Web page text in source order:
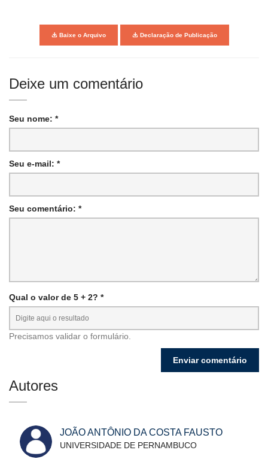
Baixe o Arquivo Declaração de Publicação
Deixe um comentário
Seu nome: *
Seu e-mail: *
Seu comentário: *
Qual o valor de 5 + 2? *
Precisamos validar o formulário.
Autores
JOÃO ANTÔNIO DA COSTA FAUSTO
UNIVERSIDADE DE PERNAMBUCO